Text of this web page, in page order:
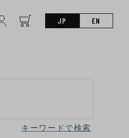
JP EN
キーワードで検索